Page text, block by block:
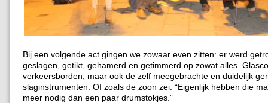
Bij een volgende act gingen we zowaar even zitten: er werd
geslagen, getikt, gehamerd en getimmerd op zowat alles.
verkeersborden, maar ook de zelf meegebrachte en duidelijk
slaginstrumenten. Of zoals de zoon zei: “Eigenlijk hebben die
meer nodig dan een paar drumstokjes.”